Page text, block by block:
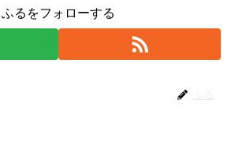
ふるをフォローする